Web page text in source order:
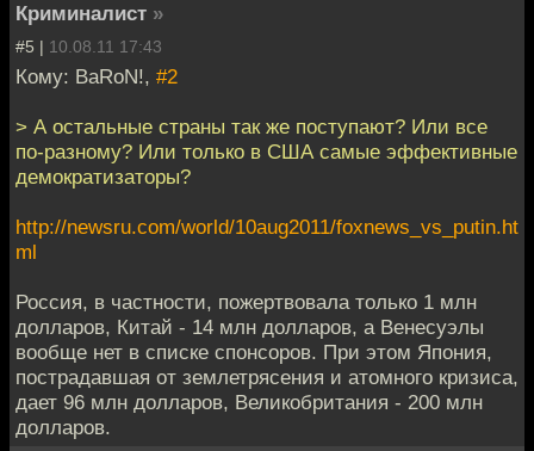
Криминалист »
#5 | 10.08.11 17:43
Кому: BaRoN!, #2
> А остальные страны так же поступают? Или все
по-разному? Или только в США самые эффективные
демократизаторы?
http://newsru.com/world/10aug2011/foxnews_vs_putin.ht
ml
Россия, в частности, пожертвовала только 1 млн
долларов, Китай - 14 млн долларов, а Венесуэлы
вообще нет в списке спонсоров. При этом Япония,
пострадавшая от землетрясения и атомного кризиса,
дает 96 млн долларов, Великобритания - 200 млн
долларов.